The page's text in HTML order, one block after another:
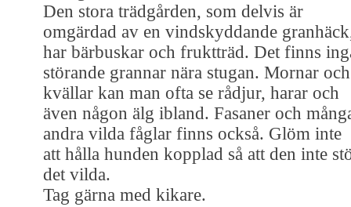
Den stora trädgården, som delvis är
omgärdad av en vindskyddande
har bärbuskar och fruktträd. Det finns
störande grannar nära stugan. Mornar och
kvällar kan man ofta se rådjur, harar och
även någon älg ibland. Fasaner och
andra vilda fåglar finns också. Glöm inte
att hålla hunden kopplad så att den inte
det vilda.
Tag gärna med kikare.